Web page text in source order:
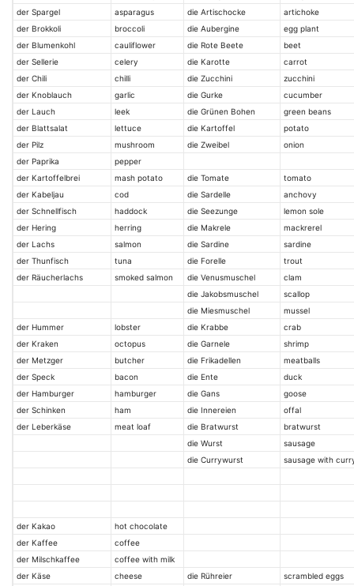
der Spargel asparagus die Artischocke
artichoke
der Brokkoli
broccoli die Aubergine
egg plant
der Blumenkohl
cauliflower die Rote Beete
beet
der Sellerie
celery die Karotte
carrot
der Chili
chilli die Zucchini
zucchini
der Knoblauch
garlic die Gurke
cucumber
der Lauch
leek die Grünen Bohen
green beans
der Blattsalat
lettuce die Kartoffel
potato
der Pilz
mushroom die Zweibel
onion
der Paprika
pepper
der Kartoffelbrei
mash potato die Tomate
tomato
der Kabeljau
cod die Sardelle
anchovy
der Schnellfisch
haddock die Seezunge
lemon sole
der Hering
herring die Makrele
mackrerel
der Lachs
salmon die Sardine
sardine
der Thunfisch
tuna die Forelle
trout
der Räucherlachs
smoked salmon die Venusmuschel
clam
die Jakobsmuschel
scallop
die Miesmuschel
mussel
der Hummer
lobster die Krabbe
crab
der Kraken
octopus die Garnele
shrimp
der Metzger
butcher die Frikadellen
meatballs
der Speck
bacon die Ente
duck
der Hamburger
hamburger die Gans
goose
der Schinken
ham die Innereien
offal
der Leberkäse
meat loaf die Bratwurst
bratwurst
die Wurst
sausage
die Currywurst
sausage with
der Kakao
hot chocolate
der Kaffee
coffee
der Milschkaffee
coffee with milk
der Käse
cheese die Rühreier
scrambled eggs